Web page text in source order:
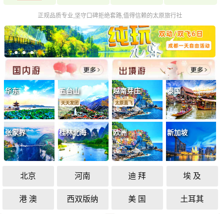
正规品质专业,坚守口碑拒绝套路,值得信赖的太原旅行社
华东 五台山
天天发团
越南芽庄
太原直飞
泰国
张家界 桂林北海 欧洲 新加坡
北京 河南 迪 拜 埃 及
港 澳 西双版纳 美 国 土耳其